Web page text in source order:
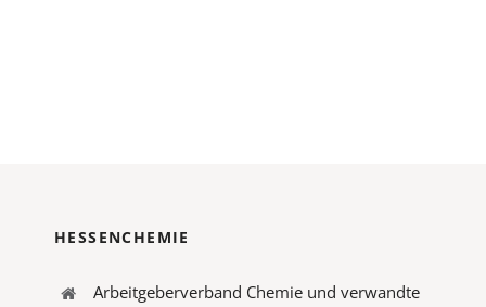
HESSENCHEMIE
Arbeitgeberverband Chemie und verwandte